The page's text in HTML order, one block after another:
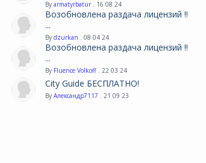
Byarmatyrbatur . 16 08 24
Возобновлена раздача лицензий !!
...
Bydzurkan . 08 04 24
Возобновлена раздача лицензий !!
...
By Fluence Volkoff . 22 03 24
City Guide БЕСПЛАТНО!
ByАлександр7117 . 21 09 23